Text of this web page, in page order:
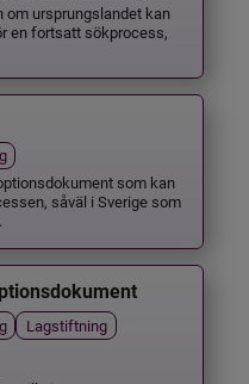
om ursprungslandet kan
en fortsatt sökprocess,
som kan
såväl i Sverige som
Lagstiftning